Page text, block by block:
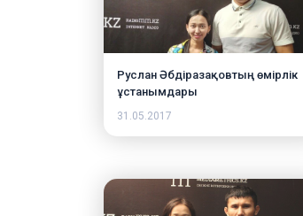
Руслан Әбдіразақовтың өмірлік
ұстанымдары
31.05.2017